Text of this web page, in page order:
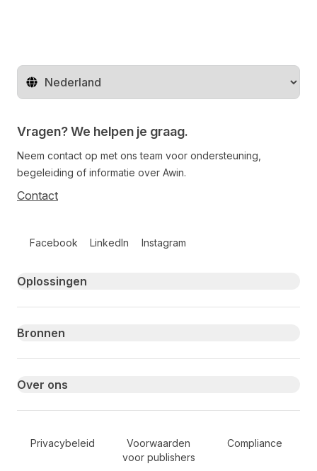
Regio wijzigen
Vragen? We helpen je graag.
Neem contact op met ons team voor ondersteuning,
begeleiding of informatie over Awin.
Contact
Facebook LinkedIn Instagram
Primary footer navigation
Oplossingen
Bronnen
Over ons
Secondary Footer Navigation
Privacybeleid
Voorwaarden
voor publishers
Compliance